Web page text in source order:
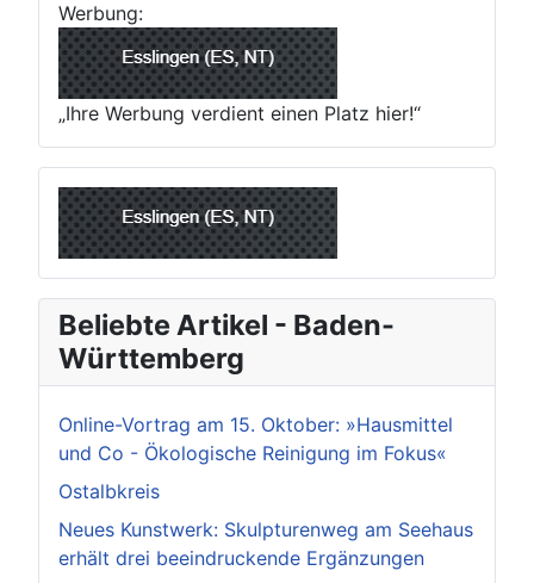
Werbung:
„Ihre Werbung verdient einen Platz hier!“
Beliebte Artikel - Baden-
Württemberg
Online-Vortrag am 15. Oktober: »Hausmittel
und Co - Ökologische Reinigung im Fokus«
Ostalbkreis
Neues Kunstwerk: Skulpturenweg am Seehaus
erhält drei beeindruckende Ergänzungen